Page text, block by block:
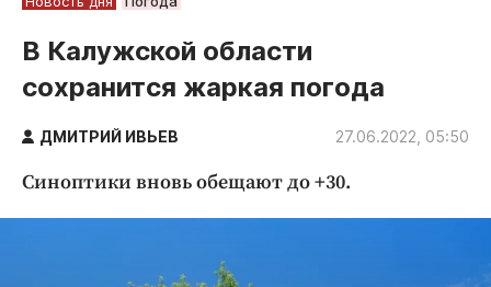
Новости компаний
Статьи
Народные новости
Авто и транспорт
В Калужской области
сохранится жаркая погода
ДМИТРИЙ ИВЬЕВ 27.06.2022, 05:50
Синоптики вновь обещают до +30.